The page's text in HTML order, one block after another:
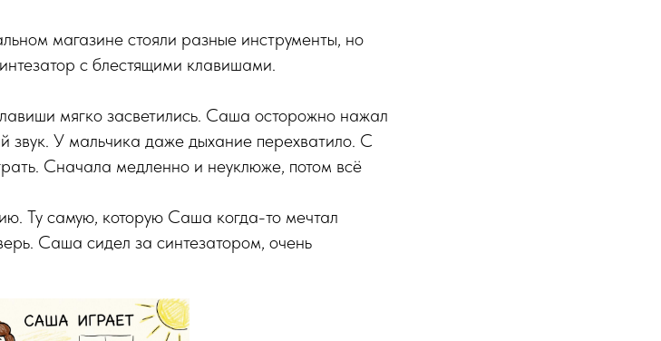
магазине стояли разные инструменты, но
с блестящими клавишами.
мягко засветились. Саша осторожно нажал
звук. У мальчика даже дыхание перехватило. С
Сначала медленно и неуклюже, потом всё
Ту самую, которую Саша когда-то мечтал
Саша сидел за синтезатором, очень